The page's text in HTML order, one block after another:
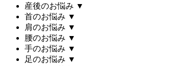
産後のお悩み ▼
首のお悩み ▼
肩のお悩み ▼
腰のお悩み ▼
手のお悩み ▼
足のお悩み ▼